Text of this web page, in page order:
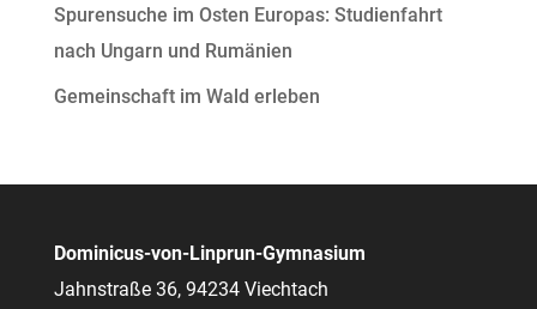
Spurensuche im Osten Europas: Studienfahrt
nach Ungarn und Rumänien
Gemeinschaft im Wald erleben
Dominicus-von-Linprun-Gymnasium
Jahnstraße 36, 94234 Viechtach